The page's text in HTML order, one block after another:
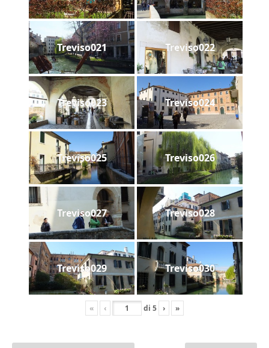
Treviso021 Treviso022
Treviso023 Treviso024
Treviso025 Treviso026
Treviso027 Treviso028
Treviso029 Treviso030
« ‹ di 5 › »